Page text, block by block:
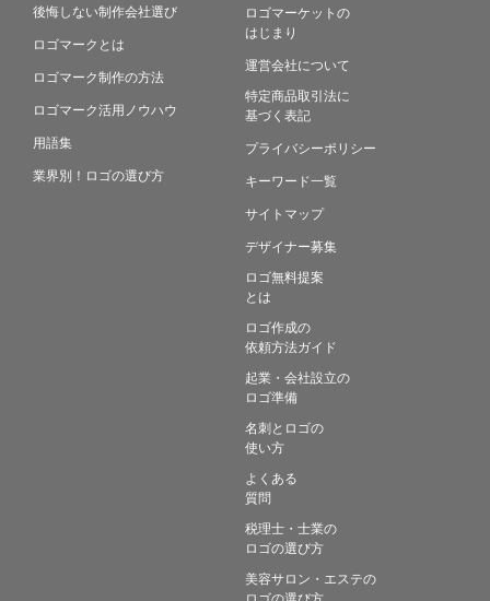
後悔しない制作会社選び
ロゴマークとは
ロゴマーク制作の方法
ロゴマーク活用ノウハウ
用語集
業界別！ロゴの選び方
ロゴマーケットの
はじまり
運営会社について
特定商品取引法に
基づく表記
プライバシーポリシー
キーワード一覧
サイトマップ
デザイナー募集
ロゴ無料提案
とは
ロゴ作成の
依頼方法ガイド
起業・会社設立の
ロゴ準備
名刺とロゴの
使い方
よくある
質問
税理士・士業の
ロゴの選び方
美容サロン・エステの
ロゴの選び方